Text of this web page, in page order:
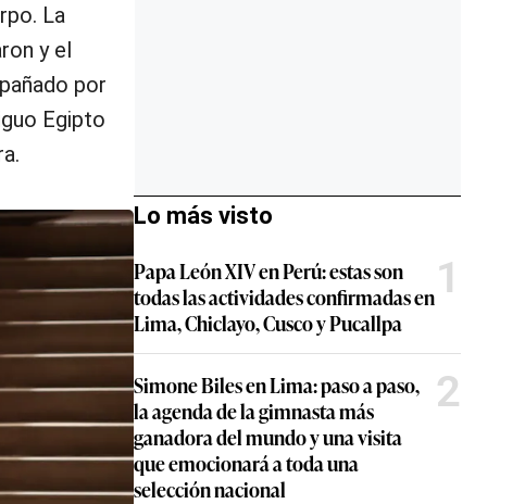
La
y el
por
Egipto
Lo más visto
Papa León XIV en Perú: estas son
todas las actividades confirmadas en
Lima, Chiclayo, Cusco y Pucallpa
1
Simone Biles en Lima: paso a paso,
la agenda de la gimnasta más
ganadora del mundo y una visita
que emocionará a toda una
selección nacional
2